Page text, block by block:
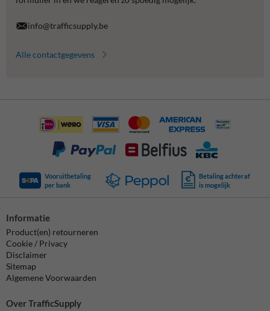
info@trafficsupply.be
Alle contactgegevens
Vooruitbetaling
per bank
Betaling achteraf
is mogelijk
Informatie
Product(en) retourneren
Cookie / Privacy
Disclaimer
Sitemap
Algemene Voorwaarden
Over TrafficSupply